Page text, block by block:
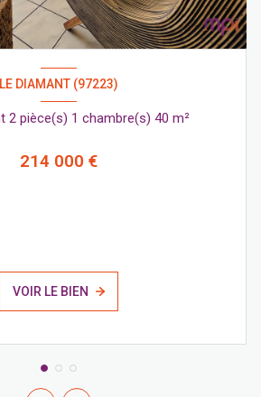
LE DIAMANT (97223)
Appartement 2 pièce(s) 1 chambre(s) 40 m²
214 000 €
VOIR LE BIEN